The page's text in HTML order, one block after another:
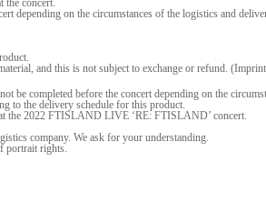
concert.
depending on the circumstances of the logistics and
and this is not subject to exchange or refund.
be completed before the concert depending on the
to the delivery schedule for this product.
2022 FTISLAND LIVE ‘RE: FTISLAND’ concert.
company. We ask for your understanding.
portrait rights.